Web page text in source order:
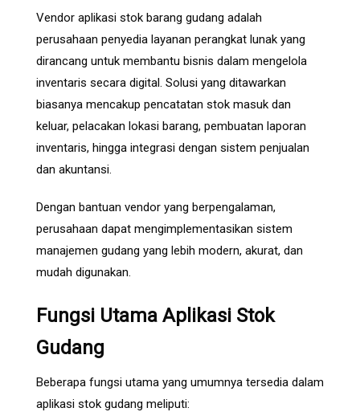
Vendor aplikasi stok barang gudang adalah
perusahaan penyedia layanan perangkat lunak yang
dirancang untuk membantu bisnis dalam mengelola
inventaris secara digital. Solusi yang ditawarkan
biasanya mencakup pencatatan stok masuk dan
keluar, pelacakan lokasi barang, pembuatan laporan
inventaris, hingga integrasi dengan sistem penjualan
dan akuntansi.
Dengan bantuan vendor yang berpengalaman,
perusahaan dapat mengimplementasikan sistem
manajemen gudang yang lebih modern, akurat, dan
mudah digunakan.
Fungsi Utama Aplikasi Stok
Gudang
Beberapa fungsi utama yang umumnya tersedia dalam
aplikasi stok gudang meliputi: